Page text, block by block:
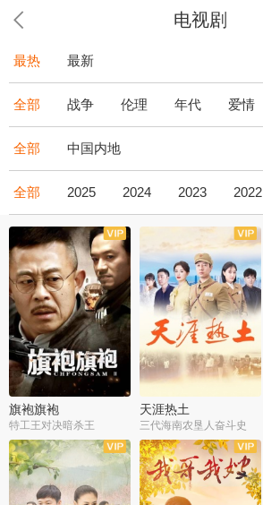
电视剧
最热 最新
全部 战争 伦理 年代 爱情
全部 中国内地
全部 2025 2024 2023 2022
全43集
旗袍旗袍
特工王对决暗杀王
全36集
天涯热土
三代海南农垦人奋斗史
全34集
全50集